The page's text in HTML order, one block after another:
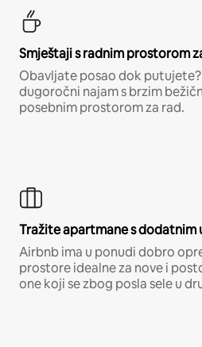
Smještaji s radnim prostorom
Obavljate posao dok
dugoročni najam s brzim
posebnim prostorom za rad.
Tražite apartmane s dodatnim
Airbnb ima u ponudi dobro
prostore idealne za nove i
one koji se zbog posla sele u